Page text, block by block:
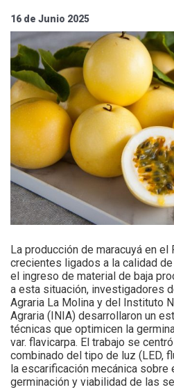
16 de Junio 2025
La producción de maracuyá en
crecientes ligados a la calidad
el ingreso de material de baja
a esta situación, investigadores
Agraria La Molina y del Instituto
Agraria (INIA) desarrollaron un
técnicas que optimicen la
var. flavicarpa. El trabajo se
combinado del tipo de luz (LED,
la escarificación mecánica sobre
germinación y viabilidad de las